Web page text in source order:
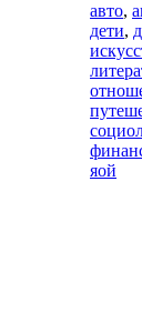
авто,
дети,
яой